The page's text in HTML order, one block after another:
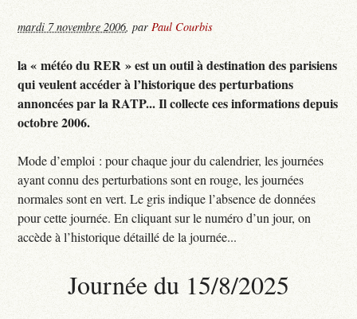
mardi 7 novembre 2006,parPaul Courbis
la « météo du RER » est un outil à destination des parisiens
qui veulent accéder à l’historique des perturbations
annoncées par la RATP... Il collecte ces informations depuis
octobre 2006.
Mode d’emploi : pour chaque jour du calendrier, les journées
ayant connu des perturbations sont en rouge, les journées
normales sont en vert. Le gris indique l’absence de données
pour cette journée. En cliquant sur le numéro d’un jour, on
accède à l’historique détaillé de la journée...
Journée du 15/8/2025